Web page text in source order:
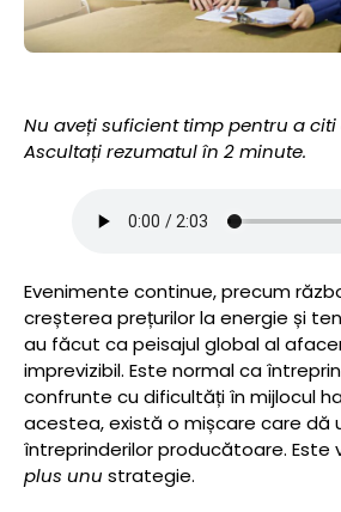
Nu aveți suficient timp pentru a
Ascultați rezumatul în 2 minute.
Evenimente continue, precum
creșterea prețurilor la energie și
au făcut ca peisajul global al
imprevizibil. Este normal ca
confrunte cu dificultăți în mijlocul
acestea, există o mișcare care dă
întreprinderilor producătoare. Este
plus unu strategie.